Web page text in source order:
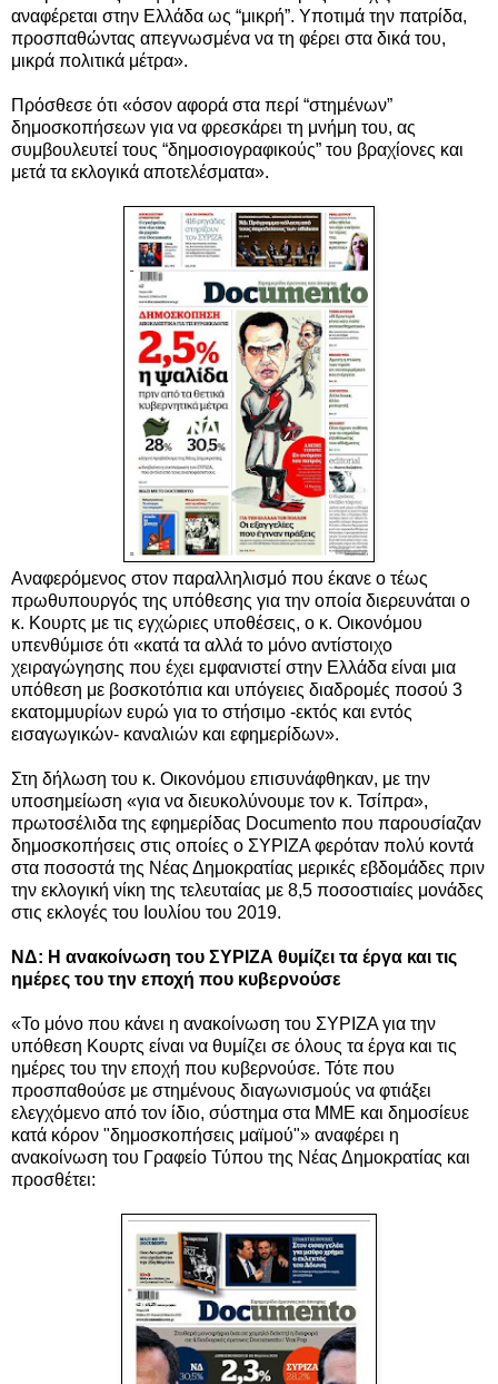
αναφέρεται στην Ελλάδα ως “μικρή”. Υποτιμά την πατρίδα,
προσπαθώντας απεγνωσμένα να τη φέρει στα δικά του,
μικρά πολιτικά μέτρα».
Πρόσθεσε ότι «όσον αφορά στα περί “στημένων”
δημοσκοπήσεων για να φρεσκάρει τη μνήμη του, ας
συμβουλευτεί τους “δημοσιογραφικούς” του βραχίονες και
μετά τα εκλογικά αποτελέσματα».
Αναφερόμενος στον παραλληλισμό που έκανε ο τέως
πρωθυπουργός της υπόθεσης για την οποία διερευνάται ο
κ. Κουρτς με τις εγχώριες υποθέσεις, ο κ. Οικονόμου
υπενθύμισε ότι «κατά τα αλλά το μόνο αντίστοιχο
χειραγώγησης που έχει εμφανιστεί στην Ελλάδα είναι μια
υπόθεση με βοσκοτόπια και υπόγειες διαδρομές ποσού 3
εκατομμυρίων ευρώ για το στήσιμο -εκτός και εντός
εισαγωγικών- καναλιών και εφημερίδων».
Στη δήλωση του κ. Οικονόμου επισυνάφθηκαν, με την
υποσημείωση «για να διευκολύνουμε τον κ. Τσίπρα»,
πρωτοσέλιδα της εφημερίδας Documento που παρουσίαζαν
δημοσκοπήσεις στις οποίες ο ΣΥΡΙΖΑ φερόταν πολύ κοντά
στα ποσοστά της Νέας Δημοκρατίας μερικές εβδομάδες πριν
την εκλογική νίκη της τελευταίας με 8,5 ποσοστιαίες μονάδες
στις εκλογές του Ιουλίου του 2019.
ΝΔ: Η ανακοίνωση του ΣΥΡΙΖΑ θυμίζει τα έργα και τις
ημέρες του την εποχή που κυβερνούσε
«Το μόνο που κάνει η ανακοίνωση του ΣΥΡΙΖΑ για την
υπόθεση Κουρτς είναι να θυμίζει σε όλους τα έργα και τις
ημέρες του την εποχή που κυβερνούσε. Τότε που
προσπαθούσε με στημένους διαγωνισμούς να φτιάξει
ελεγχόμενο από τον ίδιο, σύστημα στα ΜΜΕ και δημοσίευε
κατά κόρον "δημοσκοπήσεις μαϊμού"» αναφέρει η
ανακοίνωση του Γραφείο Τύπου της Νέας Δημοκρατίας και
προσθέτει: